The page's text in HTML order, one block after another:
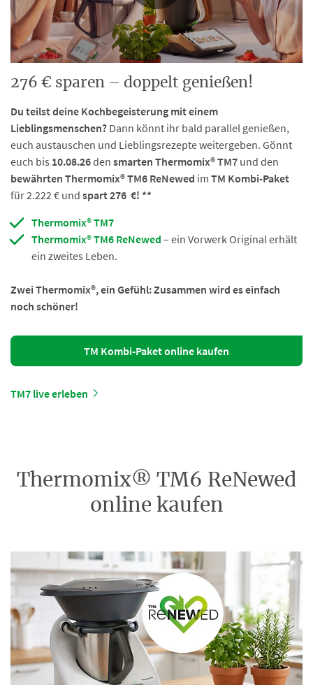
0:00 / 0:17
276 € sparen – doppelt genießen!
Du teilst deine Kochbegeisterung mit einem
Lieblingsmenschen? Dann könnt ihr bald parallel genießen,
euch austauschen und Lieblingsrezepte weitergeben. Gönnt
euch bis 10.08.26den smarten Thermomix® TM7 und den
bewährten Thermomix® TM6 ReNewed im TM Kombi-Paket
für 2.222 € und spart 276 €! **
Thermomix® TM7
Thermomix® TM6 ReNewed – ein Vorwerk Original erhält
ein zweites Leben.
Zwei Thermomix®, ein Gefühl: Zusammen wird es einfach
noch schöner!
TM Kombi-Paket online kaufen
TM7 live erleben
Thermomix® TM6 ReNewed
online kaufen